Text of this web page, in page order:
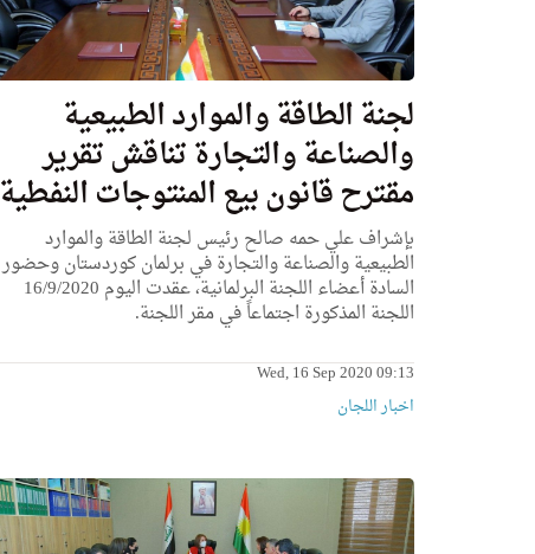
لجنة الطاقة والموارد الطبيعية
والصناعة والتجارة تناقش تقرير
مقترح قانون بيع المنتوجات النفطية
بإشراف علي حمه صالح رئيس لجنة الطاقة والموارد
الطبيعية والصناعة والتجارة في برلمان كوردستان وحضور
السادة أعضاء اللجنة البرلمانية، عقدت اليوم 16/9/2020
اللجنة المذكورة اجتماعاً في مقر اللجنة.
Wed, 16 Sep 2020 09:13
اخبار اللجان